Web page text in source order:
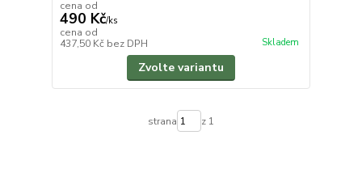
cena od
490 Kč/ks
cena od
437,50 Kč bez DPH Skladem
Zvolte variantu
strana z 1